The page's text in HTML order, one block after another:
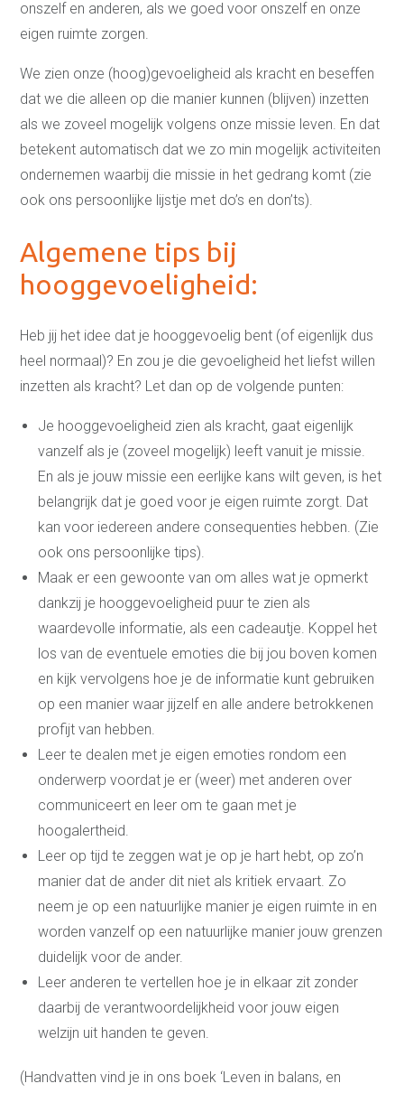
onszelf en anderen, als we goed voor onszelf en onze
eigen ruimte zorgen.
We zien onze (hoog)gevoeligheid als kracht en beseffen
dat we die alleen op die manier kunnen (blijven) inzetten
als we zoveel mogelijk volgens onze missie leven. En dat
betekent automatisch dat we zo min mogelijk activiteiten
ondernemen waarbij die missie in het gedrang komt (zie
ook ons persoonlijke lijstje met do’s en don’ts).
Algemene tips bij
hooggevoeligheid:
Heb jij het idee dat je hooggevoelig bent (of eigenlijk dus
heel normaal)? En zou je die gevoeligheid het liefst willen
inzetten als kracht? Let dan op de volgende punten:
Je hooggevoeligheid zien als kracht, gaat eigenlijk
vanzelf als je (zoveel mogelijk) leeft vanuit je missie.
En als je jouw missie een eerlijke kans wilt geven, is het
belangrijk dat je goed voor je eigen ruimte zorgt. Dat
kan voor iedereen andere consequenties hebben. (Zie
ook ons persoonlijke tips).
Maak er een gewoonte van om alles wat je opmerkt
dankzij je hooggevoeligheid puur te zien als
waardevolle informatie, als een cadeautje. Koppel het
los van de eventuele emoties die bij jou boven komen
en kijk vervolgens hoe je de informatie kunt gebruiken
op een manier waar jijzelf en alle andere betrokkenen
profijt van hebben.
Leer te dealen met je eigen emoties rondom een
onderwerp voordat je er (weer) met anderen over
communiceert en leer om te gaan met je
hoogalertheid.
Leer op tijd te zeggen wat je op je hart hebt, op zo’n
manier dat de ander dit niet als kritiek ervaart. Zo
neem je op een natuurlijke manier je eigen ruimte in en
worden vanzelf op een natuurlijke manier jouw grenzen
duidelijk voor de ander.
Leer anderen te vertellen hoe je in elkaar zit zonder
daarbij de verantwoordelijkheid voor jouw eigen
welzijn uit handen te geven.
(Handvatten vind je in ons boek ‘Leven in balans, en